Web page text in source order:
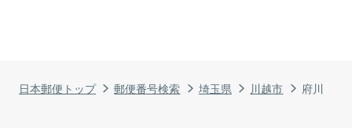
日本郵便トップ 郵便番号検索 埼玉県 川越市 府川